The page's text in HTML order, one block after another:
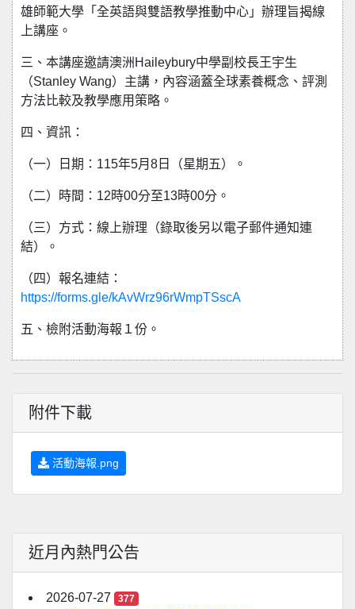
雄師範大學「全英語與雙語教學推動中心」辦理旨揭線
上講座。
三、本講座邀請澳洲Haileybury中學副校長王宇生
（Stanley Wang）主講，內容涵蓋全球素養概念、評測
方法比較及教學應用策略。
四、資訊：
（一）日期：115年5月8日（星期五）。
（二）時間：12時00分至13時00分。
（三）方式：線上辦理（錄取後另以電子郵件通知連
結）。
（四）報名連結：
https://forms.gle/kAvWrz96rWmpTSscA
五、檢附活動海報１份。
附件下載
活動海報.png
近月內熱門公告
2026-07-27 377